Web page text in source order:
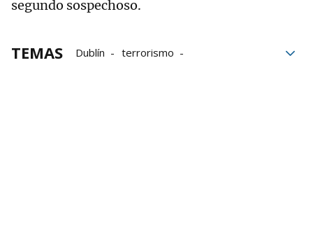
segundo sospechoso.
TEMAS Dublín
terrorismo